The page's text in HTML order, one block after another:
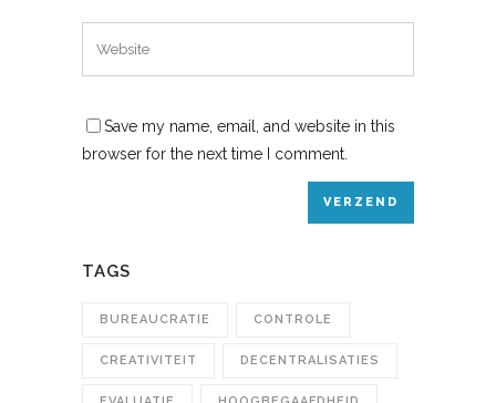
Save my name, email, and website in this
browser for the next time I comment.
TAGS
BUREAUCRATIE CONTROLE
CREATIVITEIT DECENTRALISATIES